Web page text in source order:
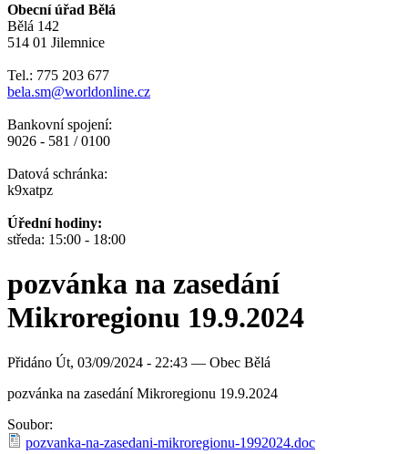
Obecní úřad Bělá
Bělá 142
514 01 Jilemnice
Tel.: 775 203 677
bela.sm@worldonline.cz
Bankovní spojení:
9026 - 581 / 0100
Datová schránka:
k9xatpz
Úřední hodiny:
středa: 15:00 - 18:00
pozvánka na zasedání
Mikroregionu 19.9.2024
Přidáno Út, 03/09/2024 - 22:43 — Obec Bělá
pozvánka na zasedání Mikroregionu 19.9.2024
Soubor:
pozvanka-na-zasedani-mikroregionu-1992024.doc